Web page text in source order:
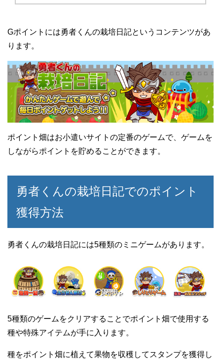
Gポイントには勇者くんの栽培日記というコンテンツがあ
ります。
ポイント畑はお小遣いサイトの定番のゲームで、ゲームを
しながらポイントを貯めることができます。
勇者くんの栽培日記でのポイント
獲得方法
勇者くんの栽培日記には5種類のミニゲームがあります。
5種類のゲームをクリアすることでポイント畑で使用する
種や特殊アイテムが手に入ります。
種をポイント畑に植えて果物を収穫してスタンプを獲得し